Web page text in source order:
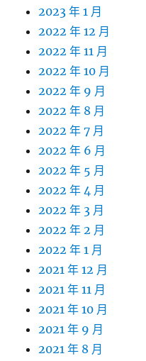
2023 年 1 月
2022 年 12 月
2022 年 11 月
2022 年 10 月
2022 年 9 月
2022 年 8 月
2022 年 7 月
2022 年 6 月
2022 年 5 月
2022 年 4 月
2022 年 3 月
2022 年 2 月
2022 年 1 月
2021 年 12 月
2021 年 11 月
2021 年 10 月
2021 年 9 月
2021 年 8 月